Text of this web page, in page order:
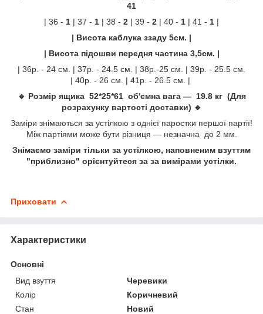
41
| 36 - 1 | 37 - 1 | 38 - 2 | 39 - 2 | 40 - 1 | 41 - 1 |
| Висота каблука ззаду 5см. |
| Висота підошви передня частина 3,5см. |
| 36р. - 24 см. | 37р. - 24.5 см. | 38р.-25 см. | 39р. - 25.5 см.
| 40р. - 26 см. | 41р. - 26.5 см. |
🔹 Розмір ящика 52*25*61 об'ємна вага — 19.8 кг (Для
розрахунку вартості доставки) 🔹
Заміри знімаються за устілкою з однієї паростки першої партії!
Між партіями може бути різниця — незначна до 2 мм.
Знімаємо заміри тільки за устілкою, наповненим взуттям
"приблизно" орієнтуйтеся за за вимірами устілки.
Приховати
Характеристики
Основні
Вид взуття
Черевики
Колір
Коричневий
Стан
Новий